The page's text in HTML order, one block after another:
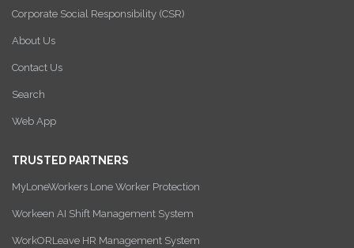
Corporate Social Responsibility (CSR)
About Us
Contact Us
Search
Web App
TRUSTED PARTNERS
MyLoneWorkers Lone Worker Protection
Workeen AI Shift Management System
WorkORLeave HR Management System